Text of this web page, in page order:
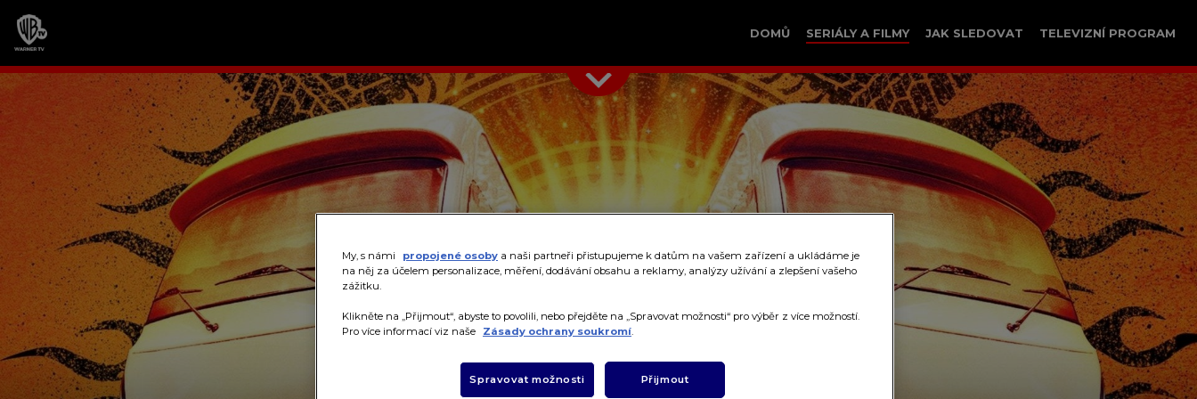
DOMŮ SERIÁLY A FILMY JAK SLEDOVAT TELEVIZNÍ PROGRAM
My, s námi propojené osoby a naši partneři přistupujeme k datům na vašem zařízení a ukládáme je
na něj za účelem personalizace, měření, dodávání obsahu a reklamy, analýzy užívání a zlepšení vašeho
zážitku.
Klikněte na „Přijmout“, abyste to povolili, nebo přejděte na „Spravovat možnosti“ pro výběr z více možností.
Pro více informací viz naše
Zásady ochrany soukromí
Přijmout
Spravovat možnosti